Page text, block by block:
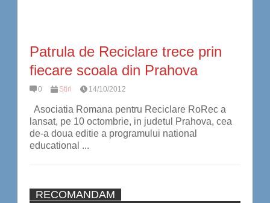
Patrula de Reciclare trece prin
fiecare scoala din Prahova
0 Stiri 14/10/2012
Asociatia Romana pentru Reciclare RoRec a
lansat, pe 10 octombrie, in judetul Prahova, cea
de-a doua editie a programului national
educational ...
RECOMANDAM